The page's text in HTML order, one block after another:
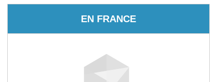
EN FRANCE